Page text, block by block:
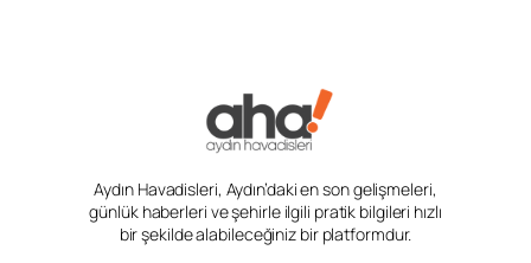
Aydın Havadisleri, Aydın’daki en son gelişmeleri,
günlük haberleri ve şehirle ilgili pratik bilgileri hızlı
bir şekilde alabileceğiniz bir platformdur.